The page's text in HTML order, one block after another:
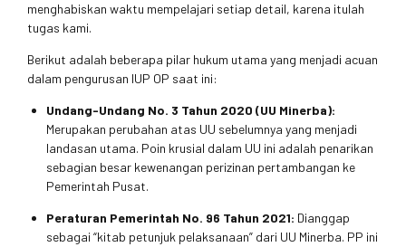
menghabiskan waktu mempelajari setiap detail, karena itulah
tugas kami.
Berikut adalah beberapa pilar hukum utama yang menjadi acuan
dalam pengurusan IUP OP saat ini:
Undang-Undang No. 3 Tahun 2020 (UU Minerba):
Merupakan perubahan atas UU sebelumnya yang menjadi
landasan utama. Poin krusial dalam UU ini adalah penarikan
sebagian besar kewenangan perizinan pertambangan ke
Pemerintah Pusat.
Peraturan Pemerintah No. 96 Tahun 2021: Dianggap
sebagai “kitab petunjuk pelaksanaan” dari UU Minerba. PP ini